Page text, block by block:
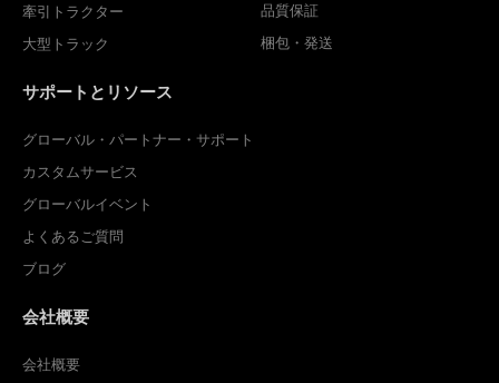
牽引トラクター
大型トラック
品質保証
梱包・発送
サポートとリソース
グローバル・パートナー・サポート
カスタムサービス
グローバルイベント
よくあるご質問
ブログ
会社概要
会社概要